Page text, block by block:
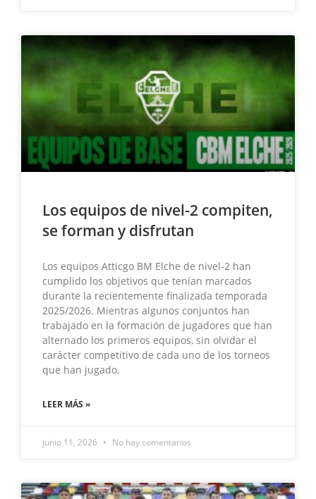
Los equipos de nivel-2 compiten,
se forman y disfrutan
Los equipos Atticgo BM Elche de nivel-2 han
cumplido los objetivos que tenían marcados
durante la recientemente finalizada temporada
2025/2026. Mientras algunos conjuntos han
trabajado en la formación de jugadores que han
alternado los primeros equipos, sin olvidar el
carácter competitivo de cada uno de los torneos
que han jugado,
LEER MÁS »
junio 11, 2026 No hay comentarios